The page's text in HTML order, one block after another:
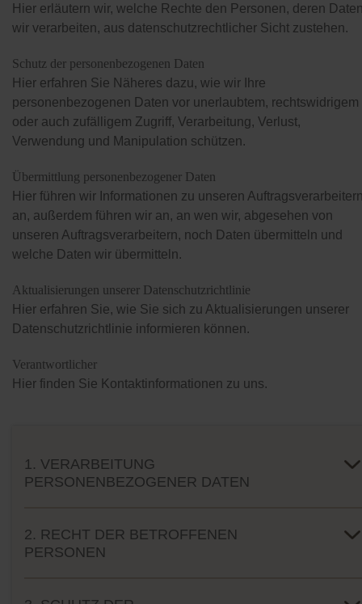
Hier erläutern wir, welche Rechte den Personen, deren
wir verarbeiten, aus datenschutzrechtlicher Sicht zustehen.
Schutz der personenbezogenen Daten
Hier erfahren Sie Näheres dazu, wie wir Ihre
personenbezogenen Daten vor unerlaubtem, rechtswidrigem
oder auch zufälligem Zugriff, Verarbeitung, Verlust,
Verwendung und Manipulation schützen.
Übermittlung personenbezogener Daten
Hier führen wir Informationen zu unseren
an, außerdem führen wir an, an wen wir, abgesehen von
unseren Auftragsverarbeitern, noch Daten übermitteln und
welche Daten wir übermitteln.
Aktualisierungen unserer Datenschutzrichtlinie
Hier erfahren Sie, wie Sie sich zu Aktualisierungen unserer
Datenschutzrichtlinie informieren können.
Verantwortlicher
Hier finden Sie Kontaktinformationen zu uns.
1. VERARBEITUNG
PERSONENBEZOGENER DATEN
2. RECHT DER BETROFFENEN
PERSONEN